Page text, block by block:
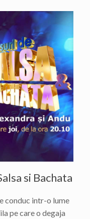
si Bachata
conduc intr-o lume
pe care o degaja